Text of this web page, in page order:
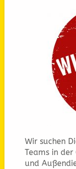
Wir suchen
Teams in
und